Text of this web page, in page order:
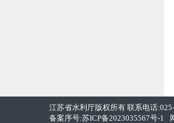
江苏省水利厅版权所有 联系电话
备案序号:苏ICP备2023035567号-1